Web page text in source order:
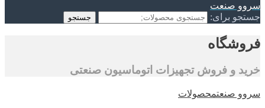
سروو صنعت
جستجو برای:
جستجو
فروشگاه
خرید و فروش تجهیزات اتوماسیون صنعتی
سروو صنعتمحصولات